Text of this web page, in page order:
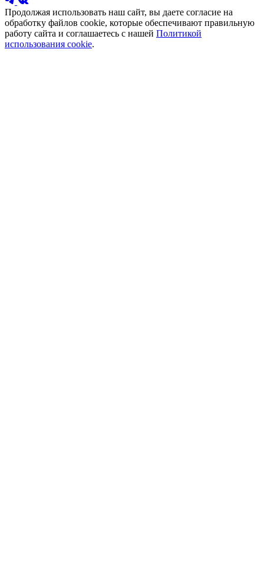
Продолжая использовать наш сайт, вы даете согласие на
обработку файлов cookie, которые обеспечивают правильную
работу сайта и соглашаетесь с нашей Политикой
использования cookie.